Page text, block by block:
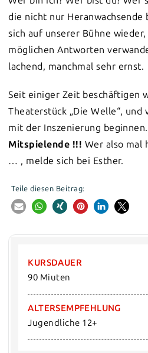
die nicht nur Heranwachsende
sich auf unserer Bühne
möglichen Antworten
lachend, manchmal sehr ernst.
Seit einiger Zeit beschäftigen
Theaterstück „Die Welle“,
mit der Inszenierung
Mitspielende !!! Wer also mal
… , melde sich bei Esther.
Teile diesen Beitrag:
KURSDAUER
90 Miuten
ALTERSEMPFEHLUNG
Jugendliche 12+